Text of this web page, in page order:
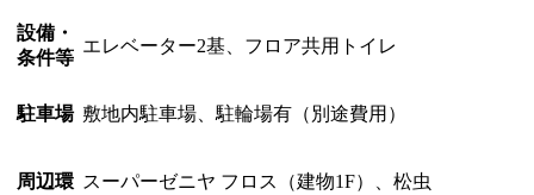
設備・
条件等
エレベーター2基、フロア共用トイレ
駐車場 敷地内駐車場、駐輪場有（別途費用）
周辺環 スーパーゼニヤ フロス（建物1F）、松虫